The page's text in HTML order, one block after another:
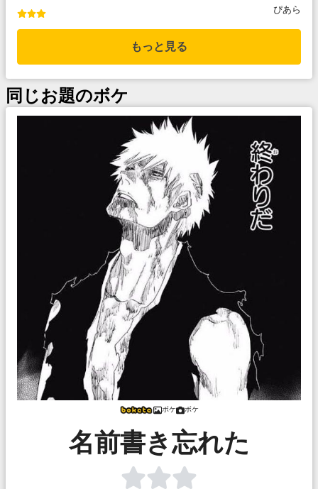
ぴあら
もっと見る
同じお題のボケ
ボケ ボケ
名前書き忘れた